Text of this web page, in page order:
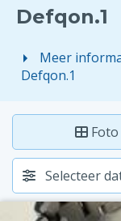
Defqon.1
Defqon.1
Foto
Selecteer